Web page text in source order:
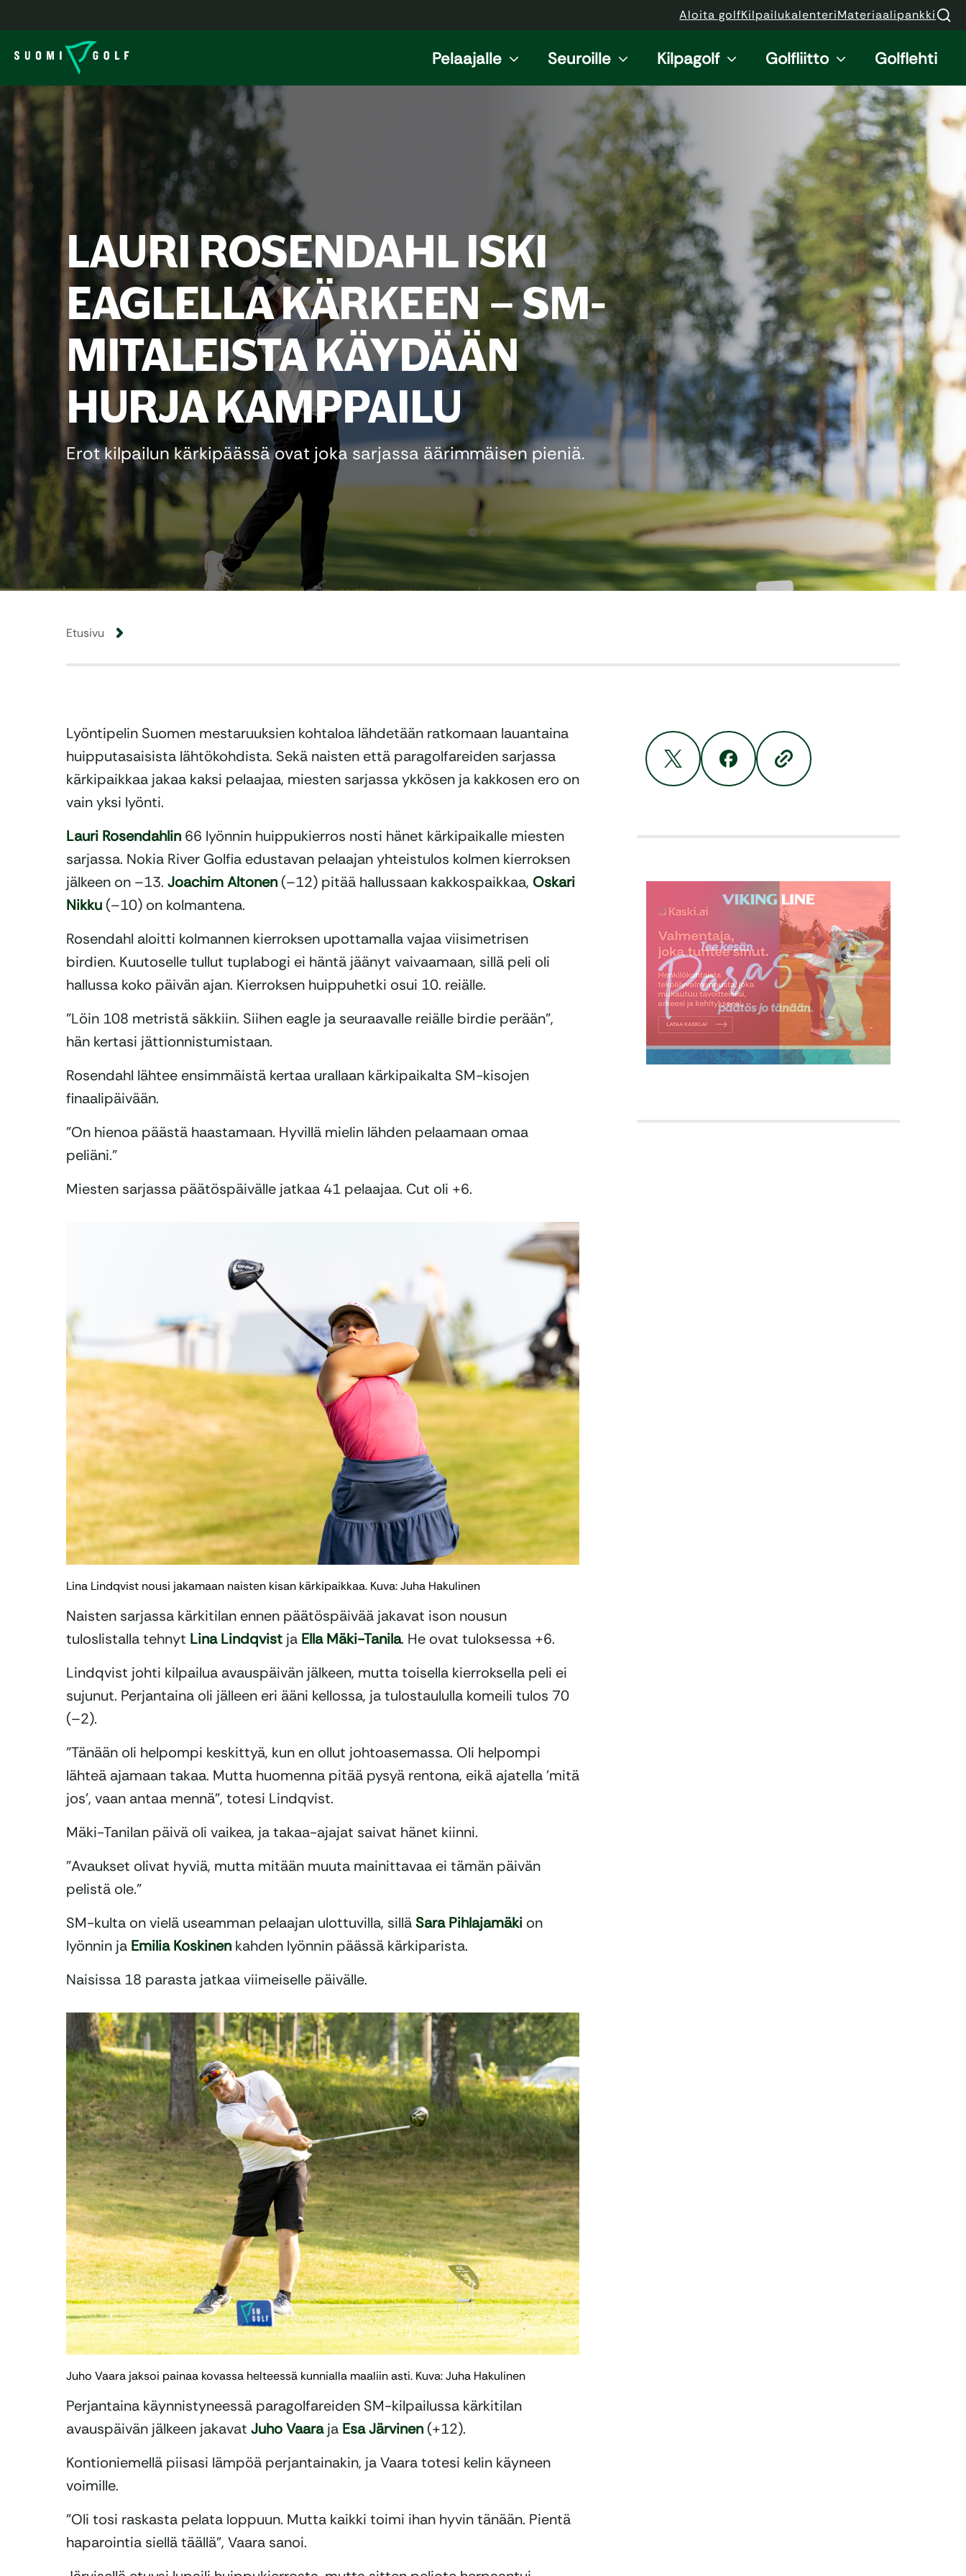
Aloita golfKilpailukalenteriMateriaalipankki
Pelaajalle Seuroille Kilpagolf Golfliitto Golflehti
LAURI ROSENDAHL ISKI
EAGLELLA KÄRKEEN – SM-
MITALEISTA KÄYDÄÄN
HURJA KAMPPAILU
Erot kilpailun kärkipäässä ovat joka sarjassa äärimmäisen pieniä.
Etusivu
Lyöntipelin Suomen mestaruuksien kohtaloa lähdetään ratkomaan lauantaina
huipputasaisista lähtökohdista. Sekä naisten että paragolfareiden sarjassa
kärkipaikkaa jakaa kaksi pelaajaa, miesten sarjassa ykkösen ja kakkosen ero on
vain yksi lyönti.
Lauri Rosendahlin66 lyönnin huippukierros nosti hänet kärkipaikalle miesten
sarjassa. Nokia River Golfia edustavan pelaajan yhteistulos kolmen kierroksen
jälkeen on –13. Joachim Altonen(–12) pitää hallussaan kakkospaikkaa, Oskari
Nikku (–10) on kolmantena.
Rosendahl aloitti kolmannen kierroksen upottamalla vajaa viisimetrisen
birdien. Kuutoselle tullut tuplabogi ei häntä jäänyt vaivaamaan, sillä peli oli
hallussa koko päivän ajan. Kierroksen huippuhetki osui 10. reiälle.
”Löin 108 metristä säkkiin. Siihen eagle ja seuraavalle reiälle birdie perään”,
hän kertasi jättionnistumistaan.
Rosendahl lähtee ensimmäistä kertaa urallaan kärkipaikalta SM-kisojen
finaalipäivään.
”On hienoa päästä haastamaan. Hyvillä mielin lähden pelaamaan omaa
peliäni.”
Miesten sarjassa päätöspäivälle jatkaa 41 pelaajaa. Cut oli +6.
Lina Lindqvist nousi jakamaan naisten kisan kärkipaikkaa. Kuva: Juha Hakulinen
Naisten sarjassa kärkitilan ennen päätöspäivää jakavat ison nousun
tuloslistalla tehnyt Lina Lindqvist ja Ella Mäki-Tanila. He ovat tuloksessa +6.
Lindqvist johti kilpailua avauspäivän jälkeen, mutta toisella kierroksella peli ei
sujunut. Perjantaina oli jälleen eri ääni kellossa, ja tulostaululla komeili tulos 70
(–2).
”Tänään oli helpompi keskittyä, kun en ollut johtoasemassa. Oli helpompi
lähteä ajamaan takaa. Mutta huomenna pitää pysyä rentona, eikä ajatella ’mitä
jos’, vaan antaa mennä”, totesi Lindqvist.
Mäki-Tanilan päivä oli vaikea, ja takaa-ajajat saivat hänet kiinni.
”Avaukset olivat hyviä, mutta mitään muuta mainittavaa ei tämän päivän
pelistä ole.”
SM-kulta on vielä useamman pelaajan ulottuvilla, sillä Sara Pihlajamäki on
lyönnin ja Emilia Koskinenkahden lyönnin päässä kärkiparista.
Naisissa 18 parasta jatkaa viimeiselle päivälle.
Juho Vaara jaksoi painaa kovassa helteessä kunnialla maaliin asti. Kuva: Juha Hakulinen
Perjantaina käynnistyneessä paragolfareiden SM-kilpailussa kärkitilan
avauspäivän jälkeen jakavat Juho Vaaraja Esa Järvinen(+12).
Kontioniemellä piisasi lämpöä perjantainakin, ja Vaara totesi kelin käyneen
voimille.
”Oli tosi raskasta pelata loppuun. Mutta kaikki toimi ihan hyvin tänään. Pientä
haparointia siellä täällä”, Vaara sanoi.